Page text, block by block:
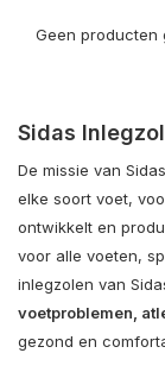
Geen producten
Sidas
De missie van
elke soort voet,
ontwikkelt en
voor alle voeten,
inlegzolen van
voetproblemen,
gezond en